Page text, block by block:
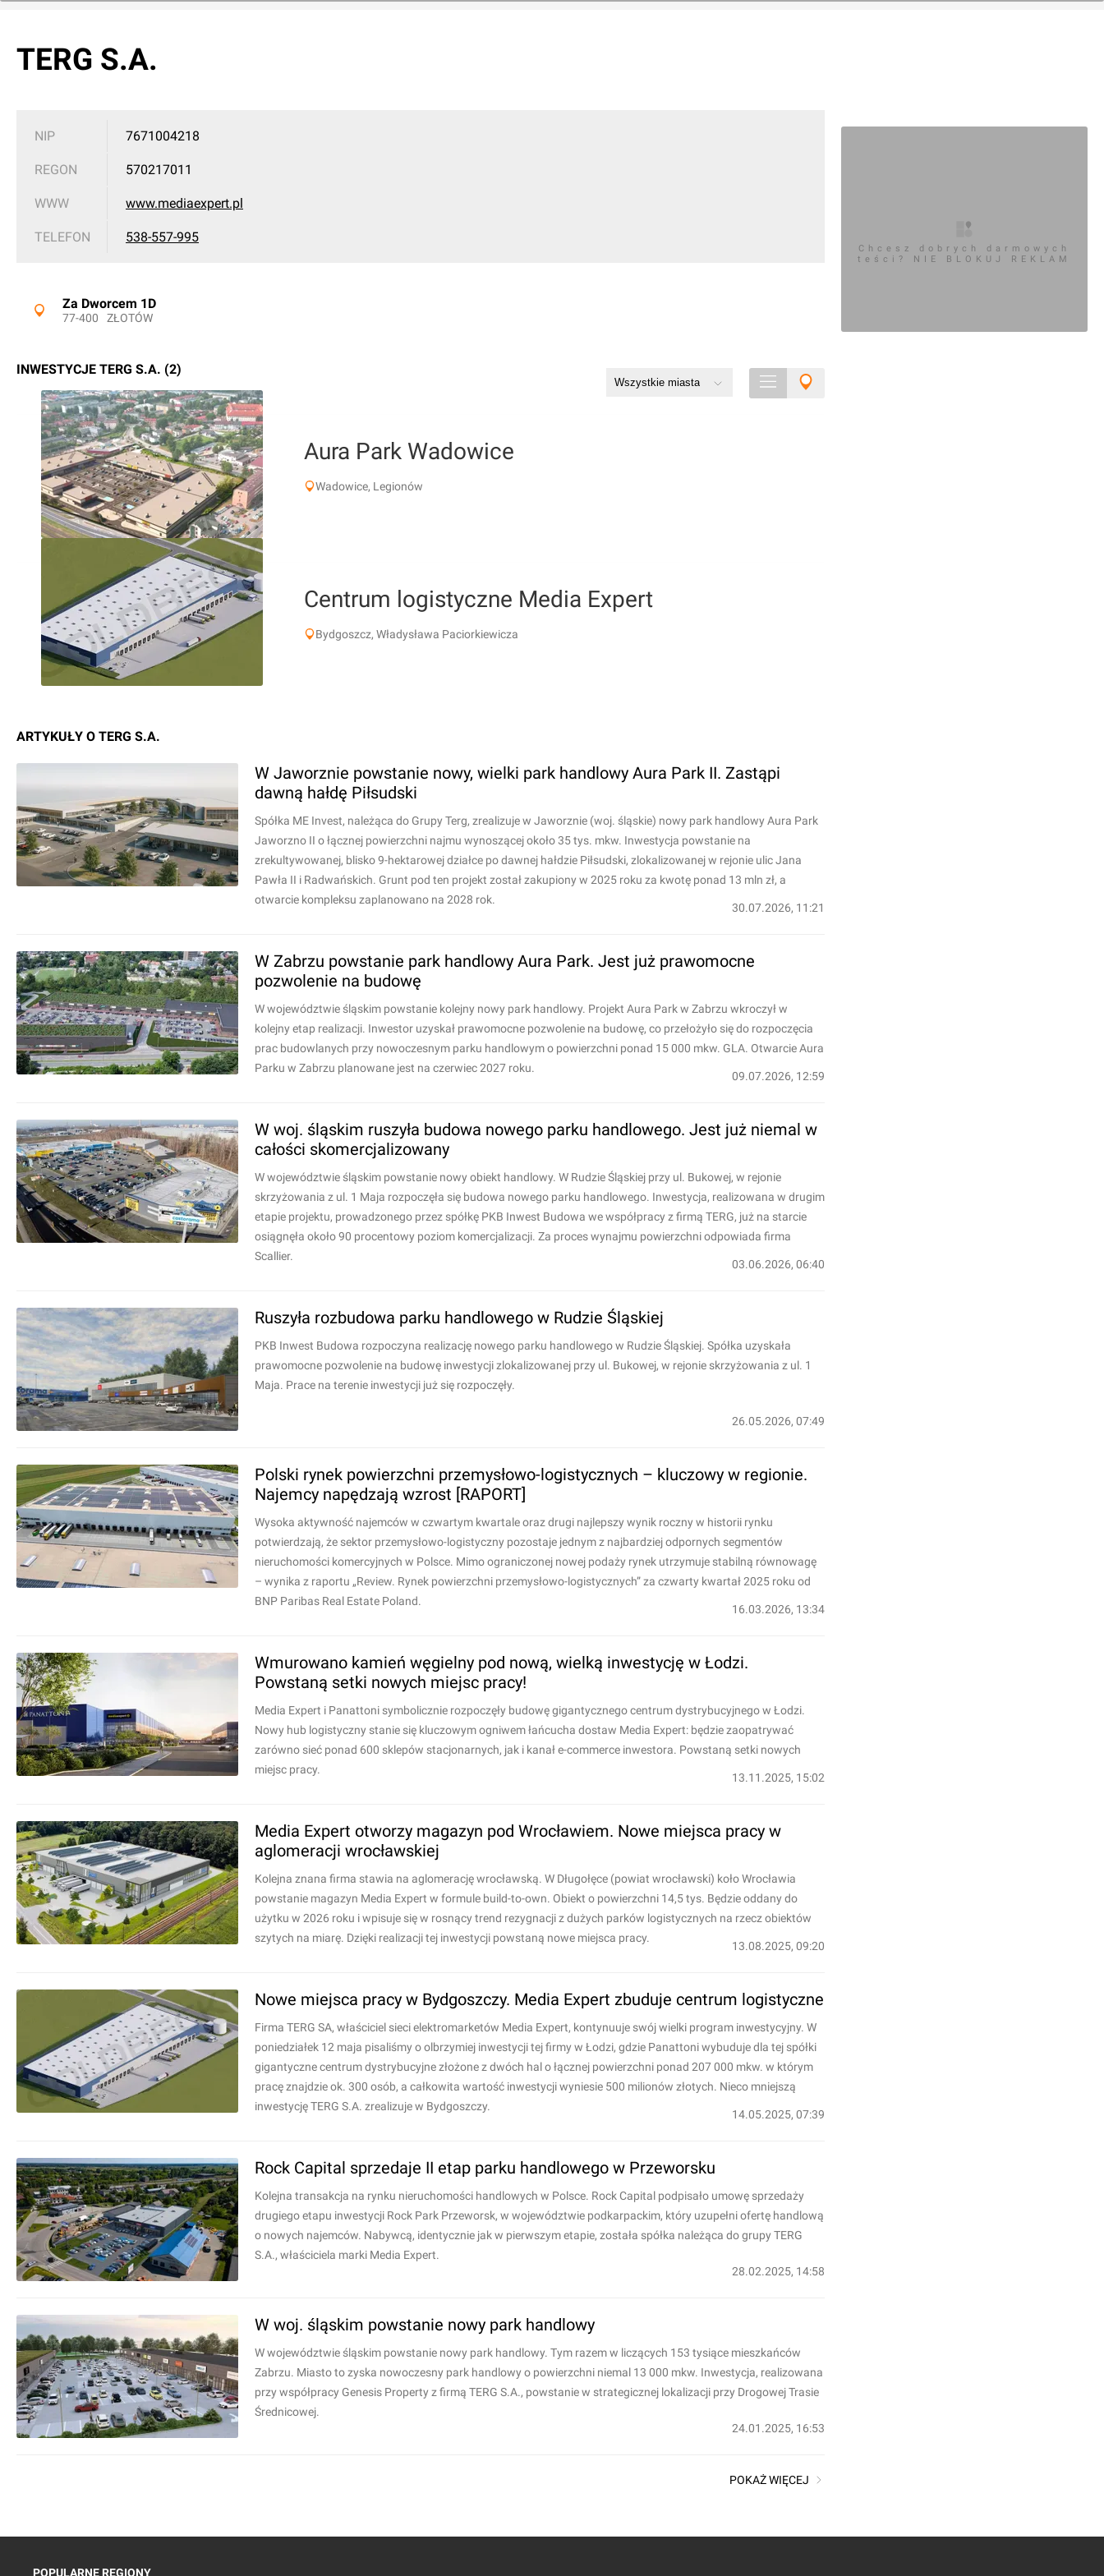
TERG S.A.
NIP 7671004218
REGON 570217011
WWW www.mediaexpert.pl
TELEFON 538-557-995
Za Dworcem 1D
77-400 ZŁOTÓW
INWESTYCJE TERG S.A. (2)
Aura Park Wadowice
Wadowice, Legionów
Centrum logistyczne Media Expert
Bydgoszcz, Władysława Paciorkiewicza
ARTYKUŁY O TERG S.A.
W Jaworznie powstanie nowy, wielki park handlowy Aura Park II. Zastąpi
dawną hałdę Piłsudski
Spółka ME Invest, należąca do Grupy Terg, zrealizuje w Jaworznie (woj. śląskie) nowy park handlowy Aura Park
Jaworzno II o łącznej powierzchni najmu wynoszącej około 35 tys. mkw. Inwestycja powstanie na
zrekultywowanej, blisko 9-hektarowej działce po dawnej hałdzie Piłsudski, zlokalizowanej w rejonie ulic Jana
Pawła II i Radwańskich. Grunt pod ten projekt został zakupiony w 2025 roku za kwotę ponad 13 mln zł, a
otwarcie kompleksu zaplanowano na 2028 rok.
30.07.2026, 11:21
W Zabrzu powstanie park handlowy Aura Park. Jest już prawomocne
pozwolenie na budowę
W województwie śląskim powstanie kolejny nowy park handlowy. Projekt Aura Park w Zabrzu wkroczył w
kolejny etap realizacji. Inwestor uzyskał prawomocne pozwolenie na budowę, co przełożyło się do rozpoczęcia
prac budowlanych przy nowoczesnym parku handlowym o powierzchni ponad 15 000 mkw. GLA. Otwarcie Aura
Parku w Zabrzu planowane jest na czerwiec 2027 roku.
09.07.2026, 12:59
W woj. śląskim ruszyła budowa nowego parku handlowego. Jest już niemal w
całości skomercjalizowany
W województwie śląskim powstanie nowy obiekt handlowy. W Rudzie Śląskiej przy ul. Bukowej, w rejonie
skrzyżowania z ul. 1 Maja rozpoczęła się budowa nowego parku handlowego. Inwestycja, realizowana w drugim
etapie projektu, prowadzonego przez spółkę PKB Inwest Budowa we współpracy z firmą TERG, już na starcie
osiągnęła około 90 procentowy poziom komercjalizacji. Za proces wynajmu powierzchni odpowiada firma
Scallier.
03.06.2026, 06:40
Ruszyła rozbudowa parku handlowego w Rudzie Śląskiej
PKB Inwest Budowa rozpoczyna realizację nowego parku handlowego w Rudzie Śląskiej. Spółka uzyskała
prawomocne pozwolenie na budowę inwestycji zlokalizowanej przy ul. Bukowej, w rejonie skrzyżowania z ul. 1
Maja. Prace na terenie inwestycji już się rozpoczęły.
26.05.2026, 07:49
Polski rynek powierzchni przemysłowo-logistycznych – kluczowy w regionie.
Najemcy napędzają wzrost [RAPORT]
Wysoka aktywność najemców w czwartym kwartale oraz drugi najlepszy wynik roczny w historii rynku
potwierdzają, że sektor przemysłowo-logistyczny pozostaje jednym z najbardziej odpornych segmentów
nieruchomości komercyjnych w Polsce. Mimo ograniczonej nowej podaży rynek utrzymuje stabilną równowagę
– wynika z raportu „Review. Rynek powierzchni przemysłowo-logistycznych” za czwarty kwartał 2025 roku od
BNP Paribas Real Estate Poland.
16.03.2026, 13:34
Wmurowano kamień węgielny pod nową, wielką inwestycję w Łodzi.
Powstaną setki nowych miejsc pracy!
Media Expert i Panattoni symbolicznie rozpoczęły budowę gigantycznego centrum dystrybucyjnego w Łodzi.
Nowy hub logistyczny stanie się kluczowym ogniwem łańcucha dostaw Media Expert: będzie zaopatrywać
zarówno sieć ponad 600 sklepów stacjonarnych, jak i kanał e-commerce inwestora. Powstaną setki nowych
miejsc pracy.
13.11.2025, 15:02
Media Expert otworzy magazyn pod Wrocławiem. Nowe miejsca pracy w
aglomeracji wrocławskiej
Kolejna znana firma stawia na aglomerację wrocławską. W Długołęce (powiat wrocławski) koło Wrocławia
powstanie magazyn Media Expert w formule build-to-own. Obiekt o powierzchni 14,5 tys. Będzie oddany do
użytku w 2026 roku i wpisuje się w rosnący trend rezygnacji z dużych parków logistycznych na rzecz obiektów
szytych na miarę. Dzięki realizacji tej inwestycji powstaną nowe miejsca pracy.
13.08.2025, 09:20
Nowe miejsca pracy w Bydgoszczy. Media Expert zbuduje centrum logistyczne
Firma TERG SA, właściciel sieci elektromarketów Media Expert, kontynuuje swój wielki program inwestycyjny. W
poniedziałek 12 maja pisaliśmy o olbrzymiej inwestycji tej firmy w Łodzi, gdzie Panattoni wybuduje dla tej spółki
gigantyczne centrum dystrybucyjne złożone z dwóch hal o łącznej powierzchni ponad 207 000 mkw. w którym
pracę znajdzie ok. 300 osób, a całkowita wartość inwestycji wyniesie 500 milionów złotych. Nieco mniejszą
inwestycję TERG S.A. zrealizuje w Bydgoszczy.
14.05.2025, 07:39
Rock Capital sprzedaje II etap parku handlowego w Przeworsku
Kolejna transakcja na rynku nieruchomości handlowych w Polsce. Rock Capital podpisało umowę sprzedaży
drugiego etapu inwestycji Rock Park Przeworsk, w województwie podkarpackim, który uzupełni ofertę handlową
o nowych najemców. Nabywcą, identycznie jak w pierwszym etapie, została spółka należąca do grupy TERG
S.A., właściciela marki Media Expert.
28.02.2025, 14:58
W woj. śląskim powstanie nowy park handlowy
W województwie śląskim powstanie nowy park handlowy. Tym razem w liczących 153 tysiące mieszkańców
Zabrzu. Miasto to zyska nowoczesny park handlowy o powierzchni niemal 13 000 mkw. Inwestycja, realizowana
przy współpracy Genesis Property z firmą TERG S.A., powstanie w strategicznej lokalizacji przy Drogowej Trasie
Średnicowej.
24.01.2025, 16:53
POKAŻ WIĘCEJ
Chcesz dobrych darmowych
teści? NIE BLOKUJ REKLAM
POPULARNE REGIONY